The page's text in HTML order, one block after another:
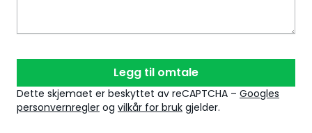
Legg til omtale
Dette skjemaet er beskyttet av reCAPTCHA – Googles
personvernregler og vilkår for bruk gjelder.